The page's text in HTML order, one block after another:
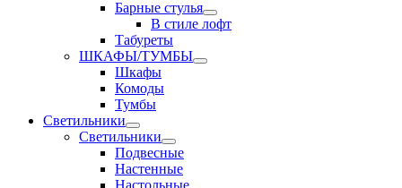
Барные стулья
В стиле лофт
Табуреты
ШКАФЫ/ТУМБЫ
Шкафы
Комоды
Тумбы
Светильники
Светильники
Подвесные
Настенные
Настольные